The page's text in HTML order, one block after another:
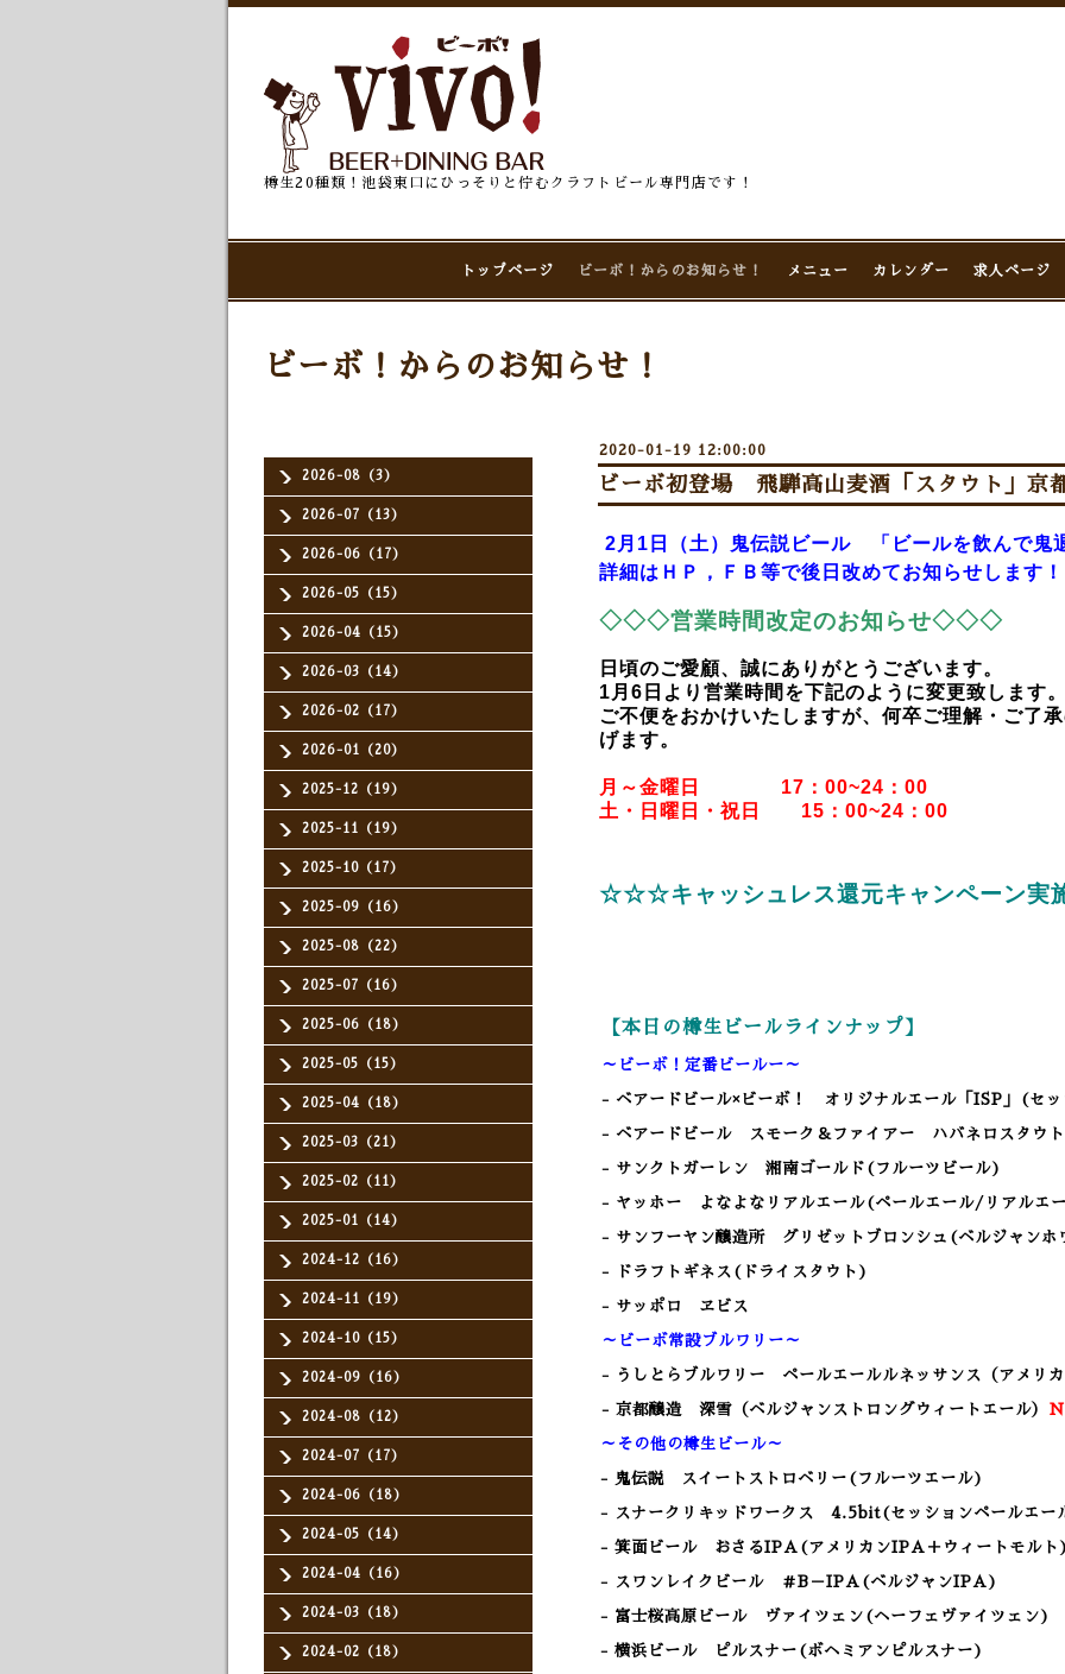
樽生20種類！池袋東口にひっそりと佇むクラフトビール専門店です！
トップページ ビーボ！からのお知らせ！ メニュー カレンダー 求人ページ
2026-08（3）
2026-07（13）
2026-06（17）
2026-05（15）
2026-04（15）
2026-03（14）
2026-02（17）
2026-01（20）
2025-12（19）
2025-11（19）
2025-10（17）
2025-09（16）
2025-08（22）
2025-07（16）
2025-06（18）
2025-05（15）
2025-04（18）
2025-03（21）
2025-02（11）
2025-01（14）
2024-12（16）
2024-11（19）
2024-10（15）
2024-09（16）
2024-08（12）
2024-07（17）
2024-06（18）
2024-05（14）
2024-04（16）
2024-03（18）
2024-02（18）
ビーボ！からのお知らせ！
2020-01-19 12:00:00
ビーボ初登場 飛騨高山麦酒「スタウト」京
2月1日（土）鬼伝説ビール 「ビールを飲んで鬼
詳細はＨＰ，ＦＢ等で後日改めてお知らせします！
◇◇◇営業時間改定のお知らせ◇◇◇
日頃のご愛顧、誠にありがとうございます。
1月6日より営業時間を下記のように変更致します。
ご不便をおかけいたしますが、何卒ご理解・ご了
げます。
月～金曜日 17：00~24：00
土・日曜日・祝日 15：00~24：00
☆☆☆キャッシュレス還元キャンペーン
【本日の樽生ビールラインナップ】
～ビーボ！定番ビールー～
- ベアードビール×ビーボ！ オリジナルエール「ISP」(セッ
- ベアードビール スモーク＆ファイアー ハバネロスタウ
- サンクトガーレン 湘南ゴールド(フルーツビール)
- ヤッホー よなよなリアルエール(ペールエール/リアルエ
- サンフーヤン醸造所 グリゼットブロンシュ(ベルジャンホ
- ドラフトギネス(ドライスタウト)
- サッポロ ヱビス
～ビーボ常設ブルワリー～
- うしとらブルワリー ペールエールルネッサンス（アメリカ
- 京都醸造 深雪（ベルジャンストロングウィートエール）
～その他の樽生ビール～
- 鬼伝説 スイートストロベリー(フルーツエール)
- スナークリキッドワークス 4.5bit(セッションペールエー
- 箕面ビール おさるIPA(アメリカンIPA＋ウィートモルト)
- スワンレイクビール ＃B－IPA(ベルジャンIPA)
- 富士桜高原ビール ヴァイツェン(ヘーフェヴァイツェン)
- 横浜ビール ピルスナー(ボヘミアンピルスナー)